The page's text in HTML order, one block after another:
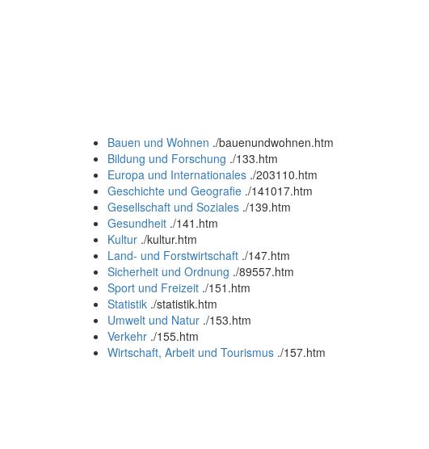
Bauen und Wohnen ./bauenundwohnen.htm
Bildung und Forschung ./133.htm
Europa und Internationales ./203110.htm
Geschichte und Geografie ./141017.htm
Gesellschaft und Soziales ./139.htm
Gesundheit ./141.htm
Kultur ./kultur.htm
Land- und Forstwirtschaft ./147.htm
Sicherheit und Ordnung ./89557.htm
Sport und Freizeit ./151.htm
Statistik ./statistik.htm
Umwelt und Natur ./153.htm
Verkehr ./155.htm
Wirtschaft, Arbeit und Tourismus ./157.htm